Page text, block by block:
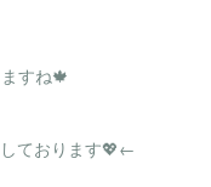
すね🍁
ております💖←